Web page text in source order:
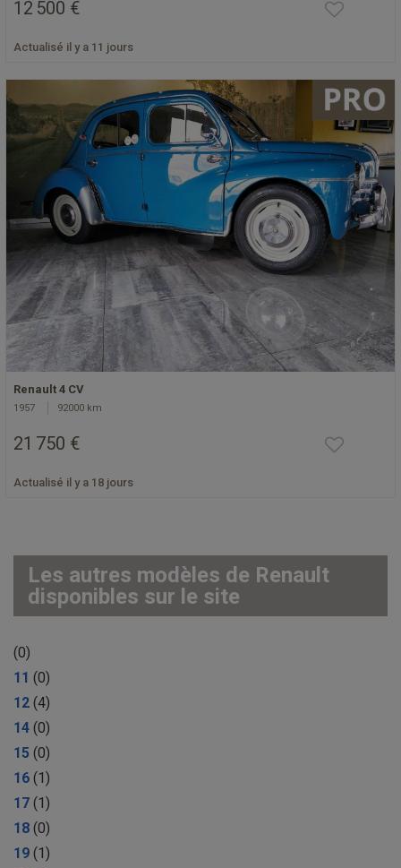
12 500 €
Actualisé il y a 11 jours
Renault 4 CV
1957 92000 km
21 750 €
Actualisé il y a 18 jours
Les autres modèles de Renault
disponibles sur le site
(0)
11 (0)
12 (4)
14 (0)
15 (0)
16 (1)
17 (1)
18 (0)
19 (1)